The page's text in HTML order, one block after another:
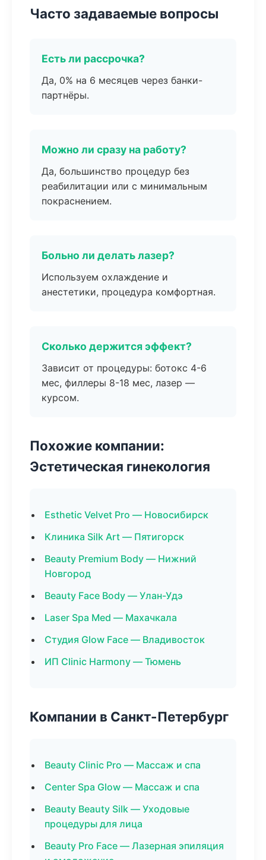
Часто задаваемые вопросы
Есть ли рассрочка?
Да, 0% на 6 месяцев через банки-
партнёры.
Можно ли сразу на работу?
Да, большинство процедур без
реабилитации или с минимальным
покраснением.
Больно ли делать лазер?
Используем охлаждение и
анестетики, процедура комфортная.
Сколько держится эффект?
Зависит от процедуры: ботокс 4-6
мес, филлеры 8-18 мес, лазер —
курсом.
Похожие компании:
Эстетическая гинекология
Esthetic Velvet Pro — Новосибирск
Клиника Silk Art — Пятигорск
Beauty Premium Body — Нижний
Новгород
Beauty Face Body — Улан-Удэ
Laser Spa Med — Махачкала
Студия Glow Face — Владивосток
ИП Clinic Harmony — Тюмень
Компании в Санкт-Петербург
Beauty Clinic Pro — Массаж и спа
Center Spa Glow — Массаж и спа
Beauty Beauty Silk — Уходовые
процедуры для лица
Beauty Pro Face — Лазерная эпиляция